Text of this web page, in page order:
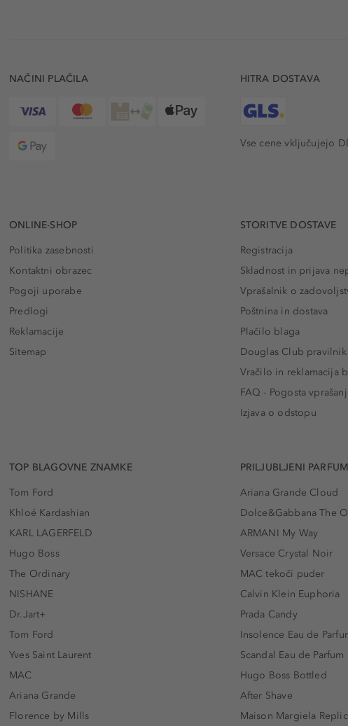
NAČINI PLAČILA HITRA DOSTAVA
Vse cene vključujejo
ONLINE-SHOP
Politika zasebnosti
Kontaktni obrazec
Pogoji uporabe
Predlogi
Reklamacije
Sitemap
STORITVE DOSTAVE
Registracija
Skladnost in prijava
Vprašalnik o
Poštnina in dostava
Plačilo blaga
Douglas Club pravilnik
Vračilo in reklamacija
FAQ - Pogosta
Izjava o odstopu
TOP BLAGOVNE ZNAMKE
Tom Ford
Khloé Kardashian
KARL LAGERFELD
Hugo Boss
The Ordinary
NISHANE
Dr.Jart+
Tom Ford
Yves Saint Laurent
MAC
Ariana Grande
Florence by Mills
PRILJUBLJENI
Ariana Grande Cloud
Dolce&Gabbana The
ARMANI My Way
Versace Crystal Noir
MAC tekoči puder
Calvin Klein Euphoria
Prada Candy
Insolence Eau de
Scandal Eau de Parfum
Hugo Boss Bottled
After Shave
Maison Margiela